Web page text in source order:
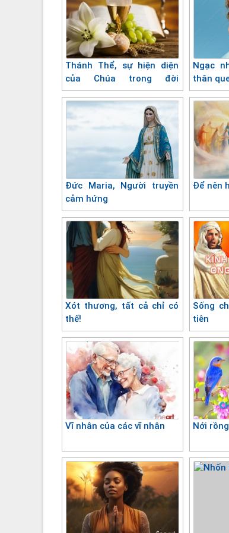
Thánh Thể, sự hiện diện
của Chúa trong đời
thường
Ngạc
thân
Đức Maria, Người truyền
cảm hứng
Để nên
Xót thương, tất cả chỉ có
thế!
Sống
tiên
Vĩ nhân của các vĩ nhân Nới